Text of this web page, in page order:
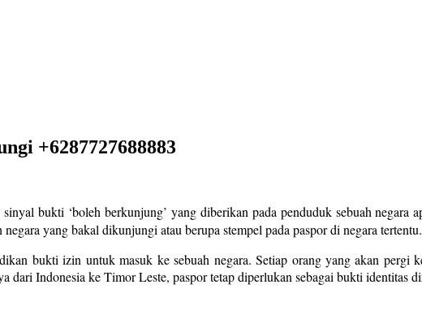
+6287727688883
bukti ‘boleh berkunjung’ yang diberikan pada penduduk sebuah negara
yang bakal dikunjungi atau berupa stempel pada paspor di negara tertentu.
bukti izin untuk masuk ke sebuah negara. Setiap orang yang akan
Indonesia ke Timor Leste, paspor tetap diperlukan sebagai bukti identitas